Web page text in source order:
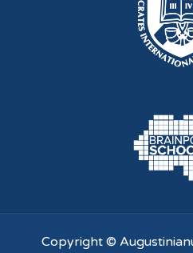
Copyright ©